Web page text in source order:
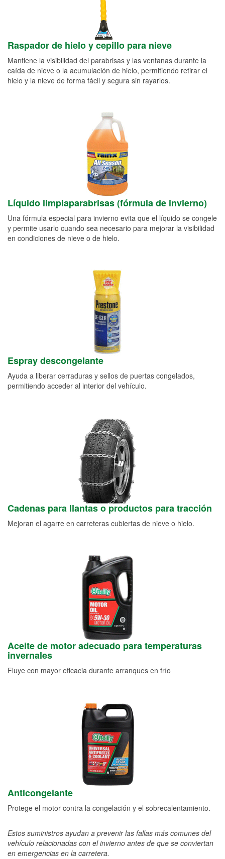
Raspador de hielo y cepillo para nieve
Mantiene la visibilidad del parabrisas y las ventanas durante la
caída de nieve o la acumulación de hielo, permitiendo retirar el
hielo y la nieve de forma fácil y segura sin rayarlos.
Líquido limpiaparabrisas (fórmula de invierno)
Una fórmula especial para invierno evita que el líquido se congele
y permite usarlo cuando sea necesario para mejorar la visibilidad
en condiciones de nieve o de hielo.
Espray descongelante
Ayuda a liberar cerraduras y sellos de puertas congelados,
permitiendo acceder al interior del vehículo.
Cadenas para llantas o productos para tracción
Mejoran el agarre en carreteras cubiertas de nieve o hielo.
Aceite de motor adecuado para temperaturas
invernales
Fluye con mayor eficacia durante arranques en frío
Anticongelante
Protege el motor contra la congelación y el sobrecalentamiento.
Estos suministros ayudan a prevenir las fallas más comunes del
vehículo relacionadas con el invierno antes de que se conviertan
en emergencias en la carretera.